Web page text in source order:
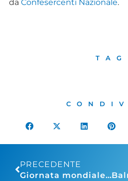
da Confesercenti Nazionale.
TAG
PRECEDENTE
Giornata mondiale turismo: Assoturismo, motore di crescita per l’Italia, nei primi sei mesi di quest’anno la spesa dei viaggiatori stranieri a quota 23,5 miliardi di euro